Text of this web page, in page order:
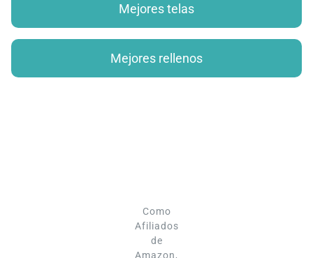
Mejores telas
Mejores rellenos
Como
Afiliados
de
Amazon,